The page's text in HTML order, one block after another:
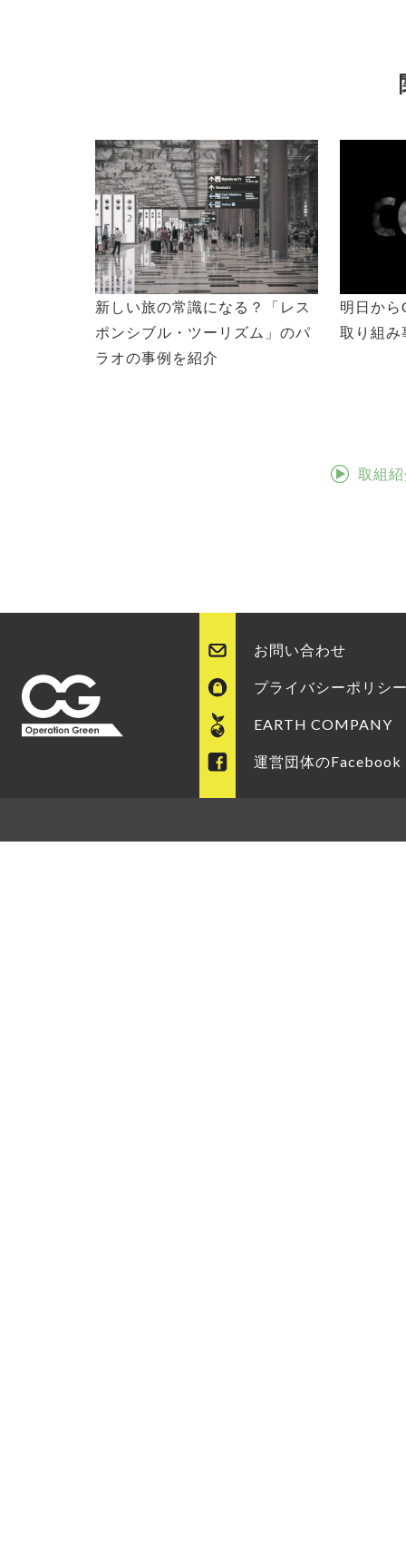
新しい旅の常識になる？「レス
ポンシブル・ツーリズム」のパ
ラオの事例を紹介
明日か
取り組み
取組
お問い合わせ
プライバシーポリシ
EARTH COMPANY
運営団体のFacebook